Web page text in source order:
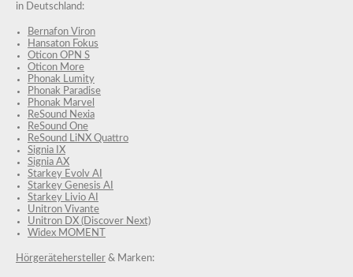
in Deutschland:
Bernafon Viron
Hansaton Fokus
Oticon OPN S
Oticon More
Phonak Lumity
Phonak Paradise
Phonak Marvel
ReSound Nexia
ReSound One
ReSound LiNX Quattro
Signia IX
Signia AX
Starkey Evolv AI
Starkey Genesis AI
Starkey Livio AI
Unitron Vivante
Unitron DX (Discover Next)
Widex MOMENT
Hörgerätehersteller & Marken: